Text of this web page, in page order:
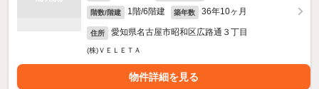
階数/階建 1階/6階建 築年数 36年10ヶ月
住所 愛知県名古屋市昭和区広路通３丁目
(株)ＶＥＬＥＴＡ
物件詳細を見る